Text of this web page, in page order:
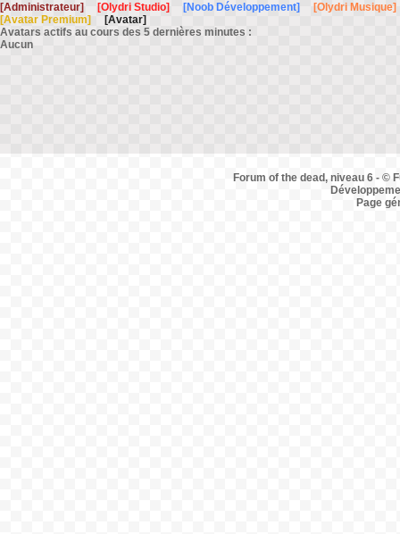
[Administrateur]
[Olydri Studio] [Noob Développement]
[Olydri Musique]
[Avatar Premium]
[Avatar]
Avatars actifs au cours des 5 dernières minutes :
Aucun
Forum of the dead, niveau 6 - ©
Page